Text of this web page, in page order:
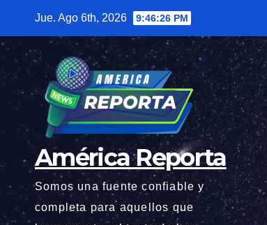
contenido
Jue. Ago 6th, 2026 9:46:27 PM
América Reporta
Somos una fuente confiable y
completa para aquellos que